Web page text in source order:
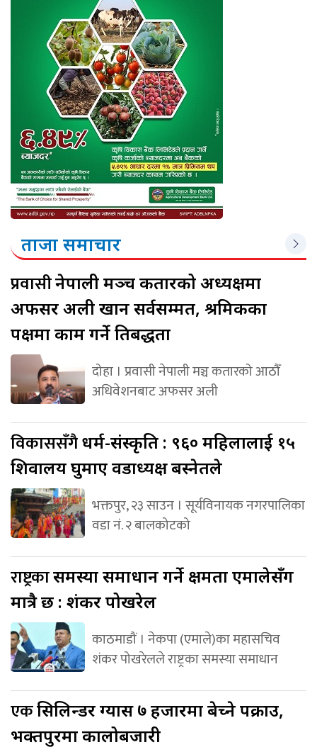
ताजा समाचार
प्रवासीनेपाली मञ्च कतारको अध्यक्षमा
अफसर अली खान सर्वसम्मत, श्रमिकका
पक्षमा काम गर्ने प्रतिबद्धता
दोहा । प्रवासी नेपाली मञ्च कतारको आठौँ
अधिवेशनबाट अफसर अली
विकाससँगैधर्म-संस्कृति : ९६० महिलालाई १५
शिवालय घुमाए वडाध्यक्ष बस्नेतले
भक्तपुर, २३ साउन । सूर्यविनायक नगरपालिका
वडा नं. २ बालकोटको
राष्ट्रकासमस्या समाधान गर्ने क्षमता एमालेसँग
मात्रै छ : शंकर पोखरेल
काठमाडौं । नेकपा (एमाले)का महासचिव
शंकर पोखरेलले राष्ट्रका समस्या समाधान
एकसिलिन्डर ग्यास ७ हजारमा बेच्ने पक्राउ,
भक्तपुरमा कालोबजारी